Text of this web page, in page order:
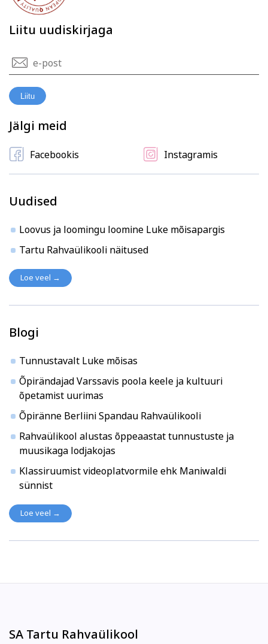
Liitu uudiskirjaga
Liitu
Jälgi meid
Facebookis Instagramis
Uudised
Loovus ja loomingu loomine Luke mõisapargis
Tartu Rahvaülikooli näitused
Loe veel →
Blogi
Tunnustavalt Luke mõisas
Õpirändajad Varssavis poola keele ja kultuuri
õpetamist uurimas
Õpiränne Berliini Spandau Rahvaülikooli
Rahvaülikool alustas õppeaastat tunnustuste ja
muusikaga lodjakojas
Klassiruumist videoplatvormile ehk Maniwaldi
sünnist
Loe veel →
SA Tartu Rahvaülikool